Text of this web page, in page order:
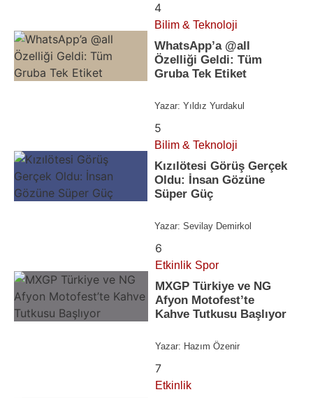
4
Bilim & Teknoloji
WhatsApp’a @all
Özelliği Geldi: Tüm
Gruba Tek Etiket
Yazar: Yıldız Yurdakul
5
Bilim & Teknoloji
Kızılötesi Görüş Gerçek
Oldu: İnsan Gözüne
Süper Güç
Yazar: Sevilay Demirkol
6
Etkinlik Spor
MXGP Türkiye ve NG
Afyon Motofest’te
Kahve Tutkusu Başlıyor
Yazar: Hazım Özenir
7
Etkinlik